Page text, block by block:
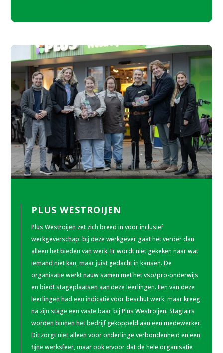
PLUS WESTROIJEN
Plus Westroijen zet zich breed in voor inclusief
werkgeverschap: bij deze werkgever gaat het verder dan
alleen het bieden van werk. Er wordt niet gekeken naar wat
iemand níet kan, maar juist gedacht in kansen. De
organisatie werkt nauw samen met het vso/pro-onderwijs
en biedt stageplaatsen aan deze leerlingen. Een van deze
leerlingen had een indicatie voor beschut werk, maar kreeg
na zijn stage een vaste baan bij Plus Westroijen. Stagiairs
worden binnen het bedrijf gekoppeld aan een medewerker.
Dit zorgt niet alleen voor onderlinge verbondenheid en een
fijne werksfeer, maar ook ervoor dat de hele organisatie